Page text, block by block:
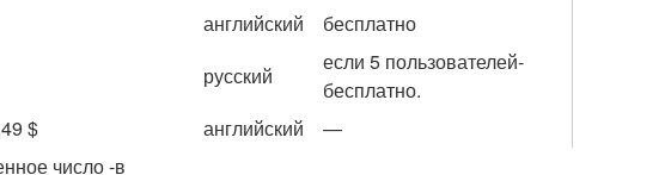
английский
бесплатно
русский
если 5 пользователей-
бесплатно.
$
английский
—
число -в